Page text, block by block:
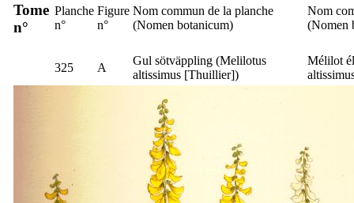
Tome
n°
Planche
n°
Figure
n°
Nom commun de la planche
(Nomen botanicum)
Nom
(Nomen
325 A
Gul sötväppling (Melilotus
altissimus [Thuillier])
Mélilot